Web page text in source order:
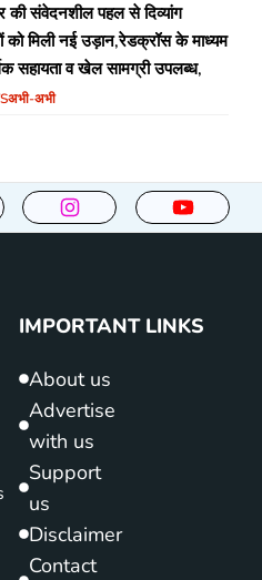
संवेदनशील पहल से दिव्यांग
को मिली नई उड़ान,रेडक्रॉस के माध्यम
सहायता व खेल सामग्री उपलब्ध,
अभी-अभी
IMPORTANT LINKS
About us
Advertise
with us
Support
us
Disclaimer
Contact